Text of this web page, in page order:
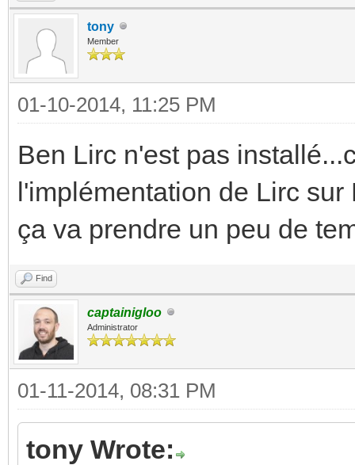
tony
Member
01-10-2014, 11:25 PM
Ben Lirc n'est pas
l'implémentation de Lirc
ça va prendre un peu de
Find
captainigloo
Administrator
01-11-2014, 08:31 PM
tony Wrote: